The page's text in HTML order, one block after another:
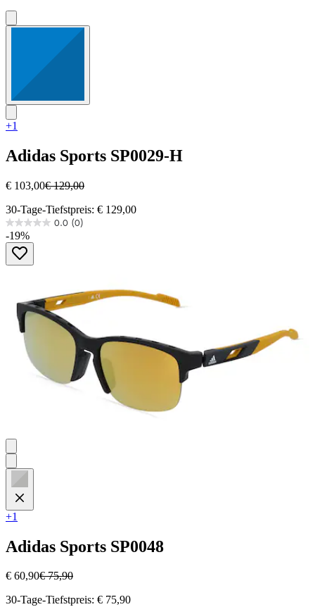
+1
Adidas Sports SP0029-H
€ 103,00€ 129,00
30-Tage-Tiefstpreis: € 129,00
0.0 (0)
0.0
von
Sternen.
-19%
+1
Adidas Sports SP0048
€ 60,90€ 75,90
30-Tage-Tiefstpreis: € 75,90